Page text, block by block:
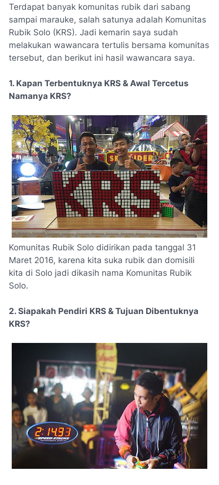
Terdapat banyak komunitas rubik dari sabang
sampai marauke, salah satunya adalah Komunitas
Rubik Solo (KRS). Jadi kemarin saya sudah
melakukan wawancara tertulis bersama komunitas
tersebut, dan berikut ini hasil wawancara saya.
1. Kapan Terbentuknya KRS & Awal Tercetus
Namanya KRS?
Komunitas Rubik Solo didirikan pada tanggal 31
Maret 2016, karena kita suka rubik dan domisili
kita di Solo jadi dikasih nama Komunitas Rubik
Solo.
2. Siapakah Pendiri KRS & Tujuan Dibentuknya
KRS?